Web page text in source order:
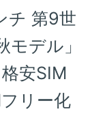
チ 第9世
デル」
安SIM
リー化